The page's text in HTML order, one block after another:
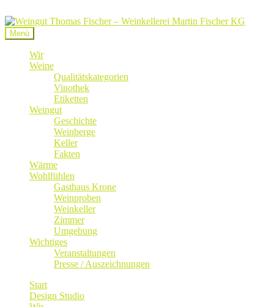
Zur
Navigation
springen
Zum
Inhalt
springen
Menü
Wir
Weine
Qualitätskategorien
Vinothek
Etiketten
Weingut
Geschichte
Weinberge
Keller
Fakten
Wärme
Wohlfühlen
Gasthaus Krone
Weinproben
Weinkeller
Zimmer
Umgebung
Wichtiges
Veranstaltungen
Presse / Auszeichnungen
Start
Design Studio